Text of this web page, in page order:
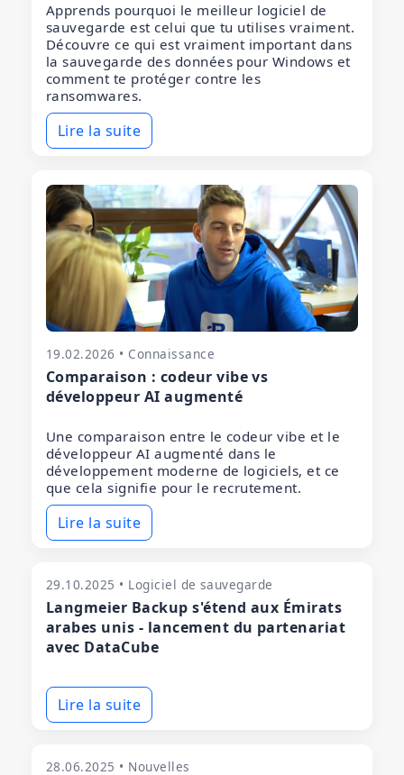
Apprends pourquoi le meilleur logiciel de
sauvegarde est celui que tu utilises vraiment.
Découvre ce qui est vraiment important dans
la sauvegarde des données pour Windows et
comment te protéger contre les
ransomwares.
Lire la suite
19.02.2026 • Connaissance
Comparaison : codeur vibe vs
développeur AI augmenté
Une comparaison entre le codeur vibe et le
développeur AI augmenté dans le
développement moderne de logiciels, et ce
que cela signifie pour le recrutement.
Lire la suite
29.10.2025 • Logiciel de sauvegarde
Langmeier Backup s'étend aux Émirats
arabes unis - lancement du partenariat
avec DataCube
Lire la suite
28.06.2025 • Nouvelles